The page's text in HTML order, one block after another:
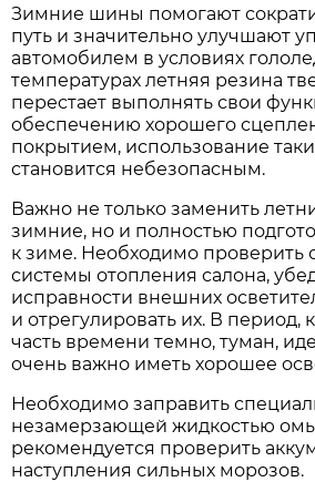
Зимние шины помогают
путь и значительно улучшают
автомобилем в условиях
температурах летняя резина
перестает выполнять свои
обеспечению хорошего
покрытием, использование
становится небезопасным.
Важно не только заменить
зимние, но и полностью
к зиме. Необходимо проверить
системы отопления салона,
исправности внешних
и отрегулировать их. В период,
часть времени темно, туман,
очень важно иметь хорошее
Необходимо заправить
незамерзающей жидкостью
рекомендуется проверить
наступления сильных морозов.